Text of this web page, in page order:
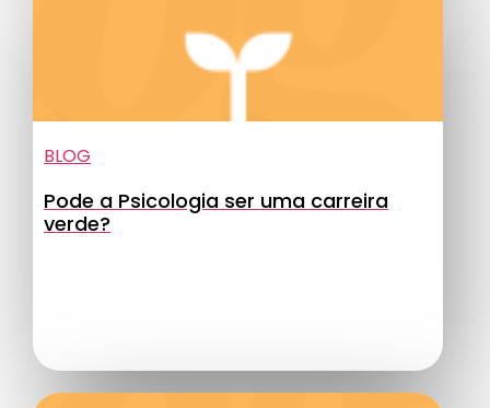
BLOG
Pode a Psicologia ser uma carreira
verde?